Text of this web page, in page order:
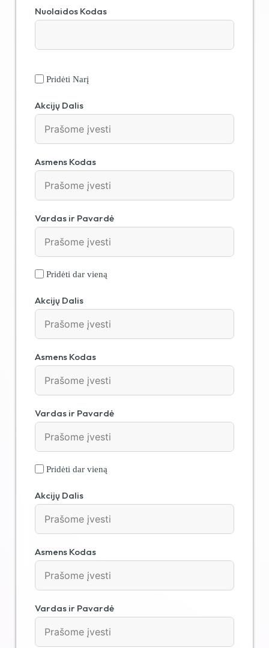
Nuolaidos Kodas
Pridėti Narį
Vardas ir Pavardė
Asmens Kodas
Akcijų Dalis
Pridėti dar vieną
Vardas ir Pavardė
Asmens Kodas
Akcijų Dalis
Pridėti dar vieną
Vardas ir Pavardė
Asmens Kodas
Akcijų Dalis